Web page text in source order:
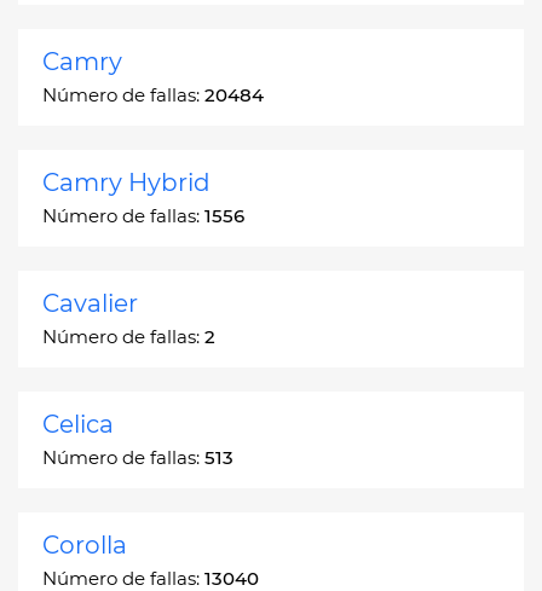
Camry
Número de fallas: 20484
Camry Hybrid
Número de fallas: 1556
Cavalier
Número de fallas: 2
Celica
Número de fallas: 513
Corolla
Número de fallas: 13040